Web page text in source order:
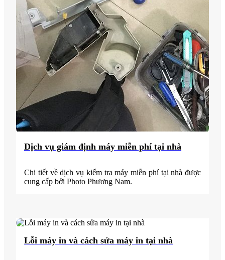
Dịch vụ giám định máy miễn phí tại nhà
Chi tiết về dịch vụ kiểm tra máy miễn phí tại nhà được
cung cấp bởi Photo Phương Nam.
Lỗi máy in và cách sửa máy in tại nhà